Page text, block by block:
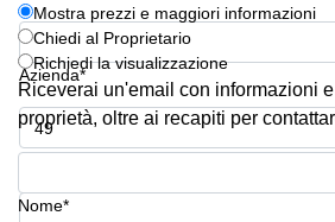
Affitto
Business
Centers
a Napoli
Uffici
in
a
Milano
Azienda*
Numero di telefono*
Mostra prezzi e maggiori informazioni
Chiedi al Proprietario
Richiedi la visualizzazione
Riceverai un'email con informazioni
proprietà, oltre ai recapiti per
Nome*